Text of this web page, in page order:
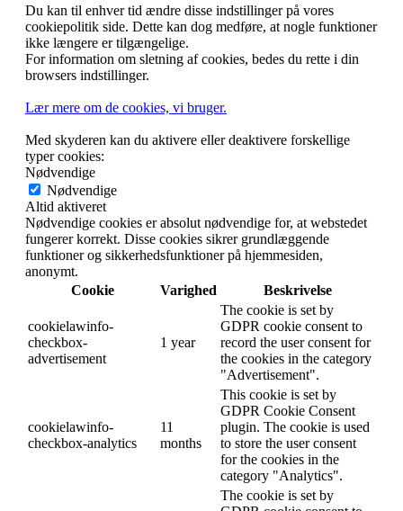
Du kan til enhver tid ændre disse indstillinger på vores
cookiepolitik side. Dette kan dog medføre, at nogle funktioner
ikke længere er tilgængelige.
For information om sletning af cookies, bedes du rette i din
browsers indstillinger.
Lær mere om de cookies, vi bruger.
Med skyderen kan du aktivere eller deaktivere forskellige
typer cookies:
Nødvendige
Nødvendige
Altid aktiveret
Nødvendige cookies er absolut nødvendige for, at webstedet
fungerer korrekt. Disse cookies sikrer grundlæggende
funktioner og sikkerhedsfunktioner på hjemmesiden,
anonymt.
Cookie
Varighed Beskrivelse
cookielawinfo-
checkbox-
advertisement
1 year
The cookie is set by
GDPR cookie consent to
record the user consent for
the cookies in the category
"Advertisement".
cookielawinfo-
checkbox-analytics
11
months
This cookie is set by
GDPR Cookie Consent
plugin. The cookie is used
to store the user consent
for the cookies in the
category "Analytics".
The cookie is set by